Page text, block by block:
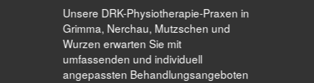
Unsere DRK-Physiotherapie-Praxen in
Grimma, Nerchau, Mutzschen und
Wurzen erwarten Sie mit
umfassenden und individuell
angepassten Behandlungsangeboten